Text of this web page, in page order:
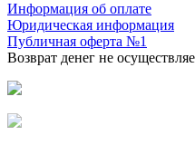
Информация об оплате
Юридическая информация
Публичная оферта №1
Возврат денег не